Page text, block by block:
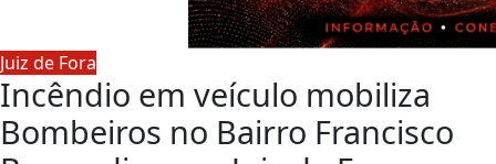
Juiz de Fora
Incêndio em veículo mobiliza
Bombeiros no Bairro Francisco